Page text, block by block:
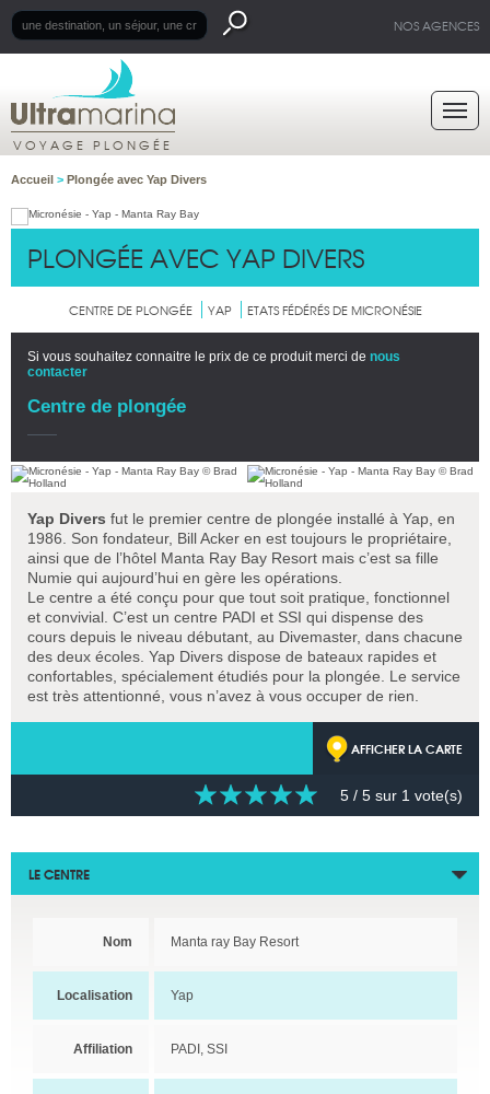
NOS AGENCES
VOYAGE PLONGÉE
Accueil > Plongée avec Yap Divers
PLONGÉE AVEC YAP DIVERS
CENTRE DE PLONGÉE YAP ETATS FÉDÉRÉS DE MICRONÉSIE
Si vous souhaitez connaitre le prix de ce produit merci de nous
contacter
Centre de plongée
Yap Divers fut le premier centre de plongée installé à Yap, en
1986. Son fondateur, Bill Acker en est toujours le propriétaire,
ainsi que de l’hôtel Manta Ray Bay Resort mais c’est sa fille
Numie qui aujourd’hui en gère les opérations.
Le centre a été conçu pour que tout soit pratique, fonctionnel
et convivial. C’est un centre PADI et SSI qui dispense des
cours depuis le niveau débutant, au Divemaster, dans chacune
des deux écoles. Yap Divers dispose de bateaux rapides et
confortables, spécialement étudiés pour la plongée. Le service
est très attentionné, vous n’avez à vous occuper de rien.
AFFICHER LA CARTE
5 / 5 sur 1 vote(s)
LE CENTRE
Nom Manta ray Bay Resort
Localisation Yap
Affiliation PADI, SSI